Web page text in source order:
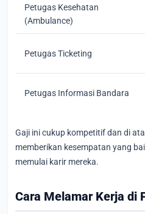
Petugas Kesehatan
(Ambulance)
Petugas Ticketing
Petugas Informasi Bandara
Gaji ini cukup kompetitif dan di
memberikan kesempatan yang
memulai karir mereka.
Cara Melamar Kerja di